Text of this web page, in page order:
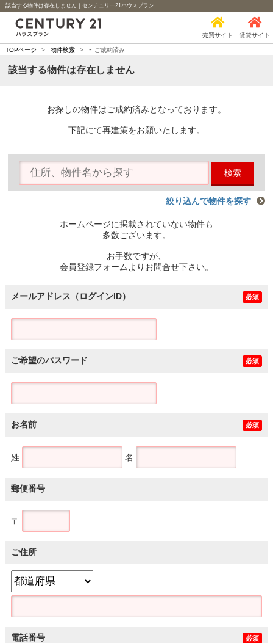
該当する物件は存在しません｜センチュリー21ハウスプラン
売買サイト 賃貸サイト
TOPページ > 物件検索 > - ご成約済み
該当する物件は存在しません
お探しの物件はご成約済みとなっております。
下記にて再建策をお願いたします。
検索
絞り込んで物件を探す
ホームページに掲載されていない物件も
多数ございます。
お手数ですが、
会員登録フォームよりお問合せ下さい。
メールアドレス（ログインID） 必須
ご希望のパスワード 必須
お名前 必須
姓 名
郵便番号
〒
ご住所
電話番号 必須